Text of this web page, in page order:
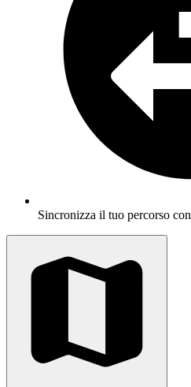
Sincronizza il tuo percorso con